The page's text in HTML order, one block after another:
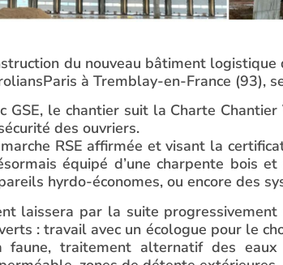
du nouveau bâtiment
à Tremblay-en-France (93),
GSE, le chantier suit la Charte
des ouvriers.
RSE affirmée et visant la
équipé d’une charpente bois
hyrdo-économes, ou encore des
laissera par la suite
verts : travail avec un écologue pour le
traitement alternatif des eaux